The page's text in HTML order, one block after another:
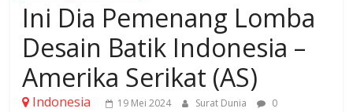
Ini Dia Pemenang Lomba
Desain Batik Indonesia –
Amerika Serikat (AS)
Indonesia 19 Mei 2024 Surat Dunia
0